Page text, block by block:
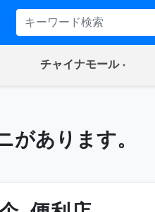
チャイナモール(current)
があります。